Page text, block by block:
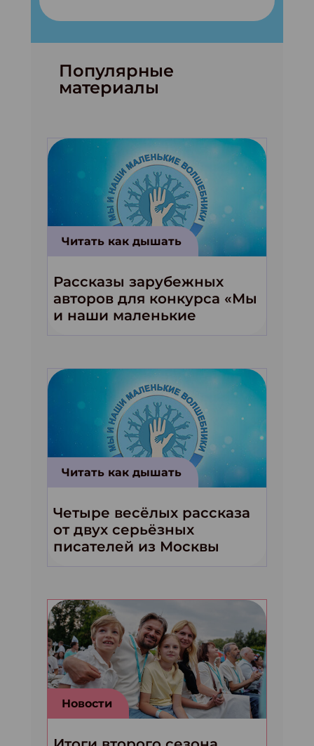
Популярные
материалы
Читать как дышать
Рассказы зарубежных
авторов для конкурса «Мы
и наши маленькие
волшебники!»
Читать как дышать
Четыре весёлых рассказа
от двух серьёзных
писателей из Москвы
Новости